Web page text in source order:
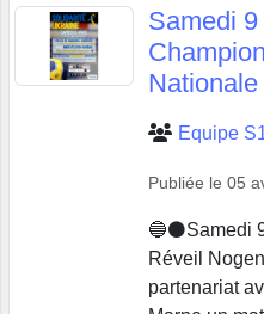
Samedi
Nationale
Equipe
Publiée le 05
🔵⚫️Samedi
Réveil
partenariat